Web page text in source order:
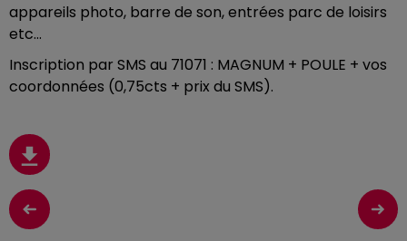
appareils photo, barre de son, entrées parc de loisirs
etc…
Inscription par SMS au 71071 : MAGNUM + POULE + vos
coordonnées (0,75cts + prix du SMS).